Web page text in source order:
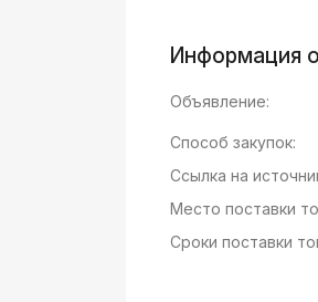
Информация
Объявление:
Способ закупок:
Ссылка на
Место поставки
Сроки поставки